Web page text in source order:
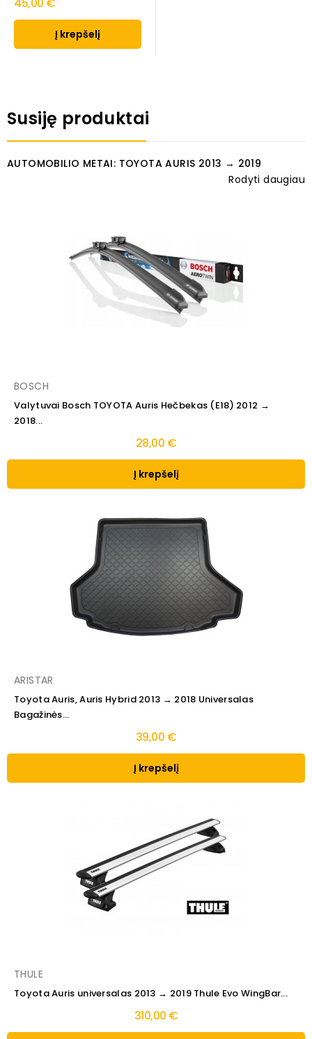
45,00 €
Į krepšelį
Susiję produktai
AUTOMOBILIO METAI: TOYOTA AURIS 2013 → 2019
Rodyti daugiau
BOSCH
Valytuvai Bosch TOYOTA Auris Hečbekas (E18) 2012 →
2018...
28,00 €
Į krepšelį
ARISTAR
Toyota Auris, Auris Hybrid 2013 → 2018 Universalas
Bagažinės...
39,00 €
Į krepšelį
THULE
Toyota Auris universalas 2013 → 2019 Thule Evo WingBar...
310,00 €